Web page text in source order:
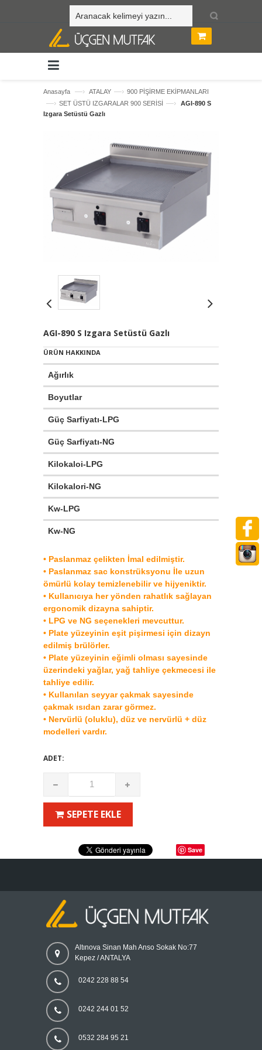
Anasayfa —› ATALAY —› 900 PİŞİRME EKİPMANLARI
—› SET ÜSTÜ IZGARALAR 900 SERİSİ —›
AGI-890 S
Izgara Setüstü Gazlı
AGI-890 S Izgara Setüstü Gazlı
ÜRÜN HAKKINDA
Ağırlık
Boyutlar
Güç Sarfiyatı-LPG
Güç Sarfiyatı-NG
Kilokaloi-LPG
Kilokalori-NG
Kw-LPG
Kw-NG
• Paslanmaz çelikten İmal edilmiştir.
• Paslanmaz sac konstrüksyonu İle uzun
ömürlü kolay temizlenebilir ve hijyeniktir.
• Kullanıcıya her yönden rahatlık sağlayan
ergonomik dizayna sahiptir.
• LPG ve NG seçenekleri mevcuttur.
• Plate yüzeyinin eşit pişirmesi için dizayn
edilmiş brülörler.
• Plate yüzeyinin eğimli olması sayesinde
üzerindeki yağlar, yağ tahliye çekmecesi ile
tahliye edilir.
• Kullanılan seyyar çakmak sayesinde
çakmak ısıdan zarar görmez.
• Nervürlü (oluklu), düz ve nervürlü + düz
modelleri vardır.
ADET:
SEPETE EKLE
Save
Altınova Sinan Mah Anso Sokak No:77
Kepez / ANTALYA
0242 228 88 54
0242 244 01 52
0532 284 95 21